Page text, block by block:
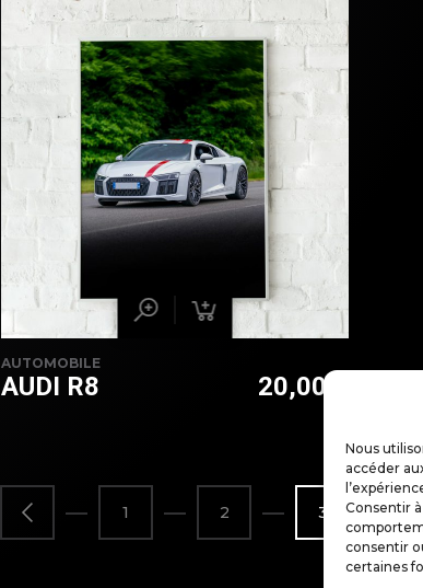
Nous
accéder
Consentir
consentir
certaines
AUTOMOBILE
AUDI R8 20,00
1 2 3